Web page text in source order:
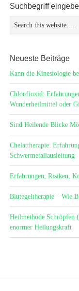
Suchbegriff
Neueste Beiträge
Kann die Kinesiologie
Chlordioxid:
Wunderheilmittel oder
Sind Heilende Blicke
Chelattherapie:
Schwermetallausleitung
Erfahrungen, Risiken,
Blutegeltherapie – Wie
Heilmethode Schröpfen
enormer Heilungskraft